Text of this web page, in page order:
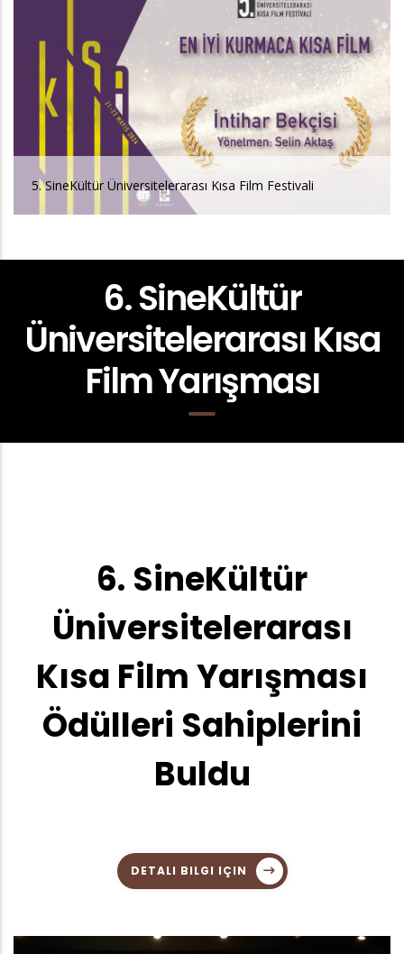
5. SineKültür Üniversitelerarası Kısa Film Festivali
6. SineKültür
Üniversitelerarası Kısa
Film Yarışması
6. SineKültür
Üniversitelerarası
Kısa Film Yarışması
Ödülleri Sahiplerini
Buldu
DETALI BILGI IÇIN